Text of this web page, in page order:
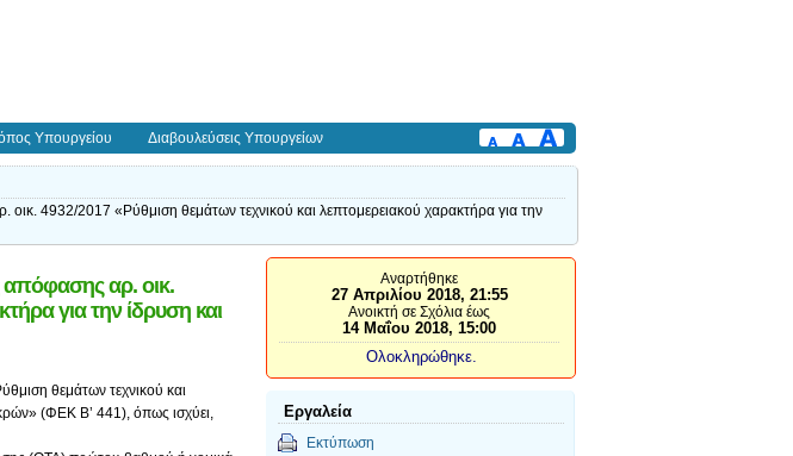
Υπουργείου Διαβουλεύσεις Υπουργείων
4932/2017 «Ρύθμιση θεμάτων τεχνικού και λεπτομερειακού χαρακτήρα για την
απόφασης αρ. οικ.
για την ίδρυση και
θεμάτων τεχνικού και
(ΦΕΚ Β’ 441), όπως ισχύει,
Αναρτήθηκε
27 Απριλίου 2018, 21:55
Ανοικτή σε Σχόλια έως
14 Μαΐου 2018, 15:00
Ολοκληρώθηκε.
Εργαλεία
Εκτύπωση